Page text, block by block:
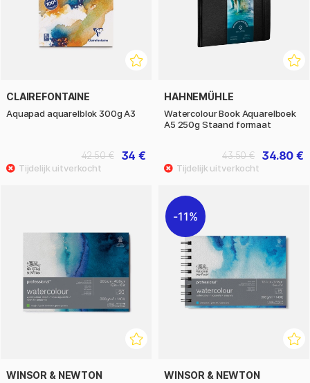
CLAIREFONTAINE
Aquapad aquarelblok 300g A3
34 €
42.50 €
HAHNEMÜHLE
Watercolour Book Aquarelboek
A5 250g Staand formaat
34.80 €
43.50 €
WINSOR & NEWTON
11%
WINSOR & NEWTON